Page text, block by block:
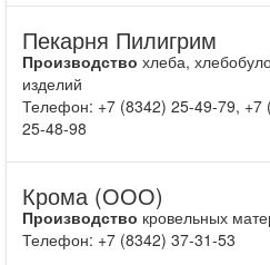
Пекарня Пилигрим
Производство хлеба,
изделий
Телефон: +7 (8342) 25-49-79, +7
25-48-98
Крома (ООО)
Производство кровельных
Телефон: +7 (8342) 37-31-53